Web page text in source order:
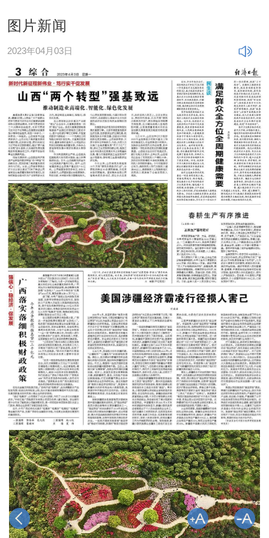
图片新闻
2023年04月03日